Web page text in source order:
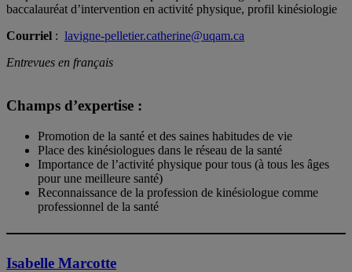
baccalauréat d’intervention en activité physique, profil kinésiologie
Courriel : lavigne-pelletier.catherine@uqam.ca
Entrevues en français
Champs d’expertise :
Promotion de la santé et des saines habitudes de vie
Place des kinésiologues dans le réseau de la santé
Importance de l’activité physique pour tous (à tous les âges
pour une meilleure santé)
Reconnaissance de la profession de kinésiologue comme
professionnel de la santé
Isabelle Marcotte